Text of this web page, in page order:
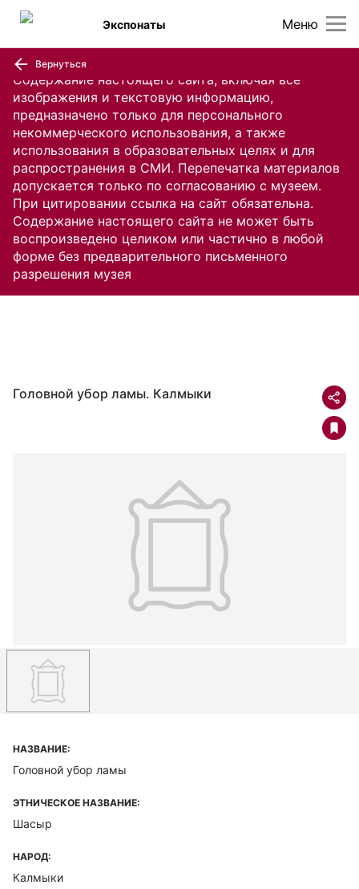
Содержание настоящего сайта, включая все
изображения и текстовую информацию,
предназначено только для персонального
некоммерческого использования, а также
использования в образовательных целях и для
распространения в СМИ. Перепечатка материалов
допускается только по согласованию с музеем.
При цитировании ссылка на сайт обязательна.
Содержание настоящего сайта не может быть
воспроизведено целиком или частично в любой
форме без предварительного письменного
разрешения музея
Меню
Экспонаты
Вернуться
Головной убор ламы. Калмыки
НАЗВАНИЕ:
Головной убор ламы
ЭТНИЧЕСКОЕ НАЗВАНИЕ:
Шасыр
НАРОД:
Калмыки